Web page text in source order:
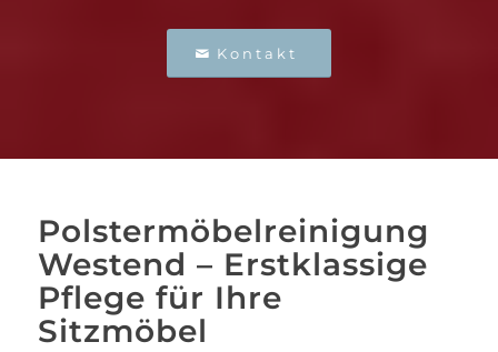
Kontakt
Polstermöbelreinigung
Westend – Erstklassige
Pflege für Ihre
Sitzmöbel